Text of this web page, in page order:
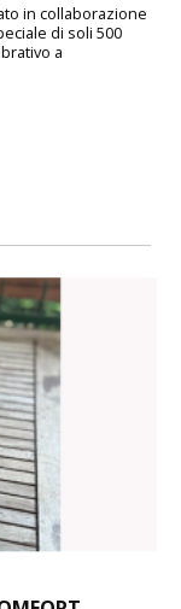
in collaborazione
di soli 500
a